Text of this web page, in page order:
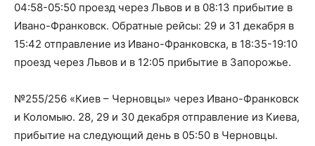
04:58-05:50 проезд через Львов и в 08:13 прибытие в
Ивано-Франковск. Обратные рейсы: 29 и 31 декабря в
15:42 отправление из Ивано-Франковска, в 18:35-19:10
проезд через Львов и в 12:05 прибытие в Запорожье.
№255/256 «Киев – Черновцы» через Ивано-Франковск
и Коломыю. 28, 29 и 30 декабря отправление из Киева,
прибытие на следующий день в 05:50 в Черновцы.